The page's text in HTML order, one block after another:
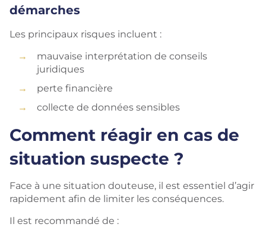
démarches
Les principaux risques incluent :
mauvaise interprétation de conseils
juridiques
perte financière
collecte de données sensibles
Comment réagir en cas de
situation suspecte ?
Face à une situation douteuse, il est essentiel d’agir
rapidement afin de limiter les conséquences.
Il est recommandé de :